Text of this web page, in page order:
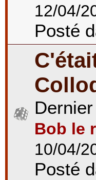
12/04/
Posté
Bob le
10/04/
Posté